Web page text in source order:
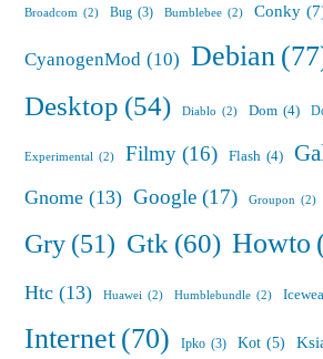
Broadcom (2) Bug (3) Bumblebee (2) Conky
CyanogenMod (10) Debian
Desktop (54) Diablo (2) Dom (4)
Experimental (2) Filmy (16) Flash (4)
Gnome (13) Google (17) Groupon (2)
Gry(51) Gtk(60) Howto
Htc (13) Huawei (2) Humblebundle (2)
Internet(70) Ipko (3) Kot (5)